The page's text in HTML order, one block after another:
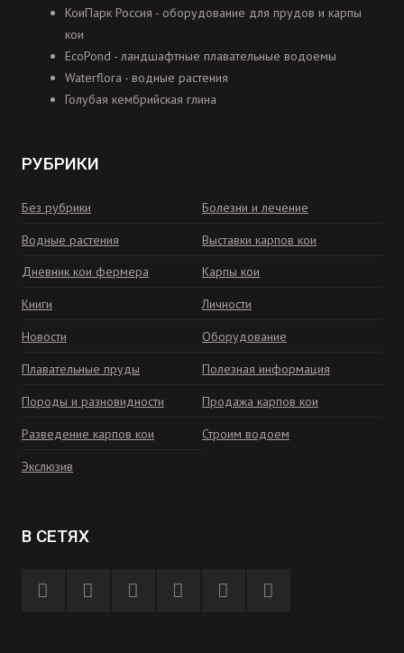
КоиПарк Россия - оборудование для прудов и карпы
кои
EcoPond - ландшафтные плавательные водоемы
Waterflora - водные растения
Голубая кембрийская глина
РУБРИКИ
Без рубрики
Болезни и лечение
Водные растения
Выставки карпов кои
Дневник кои фермера
Карпы кои
Книги
Личности
Новости
Оборудование
Плавательные пруды
Полезная информация
Породы и разновидности
Продажа карпов кои
Разведение карпов кои
Строим водоем
Экслюзив
В СЕТЯХ